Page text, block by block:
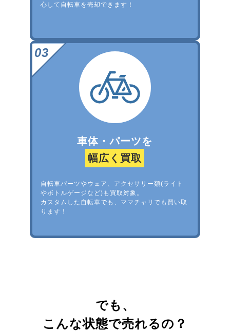
心して自転車を売却できます！
車体・パーツを
幅広く買取
自転車パーツやウェア、アクセサリー類(ライト
やボトルゲージなど)も買取対象。
カスタムした自転車でも、ママチャリでも買い取
ります！
でも、
こんな状態で売れるの？